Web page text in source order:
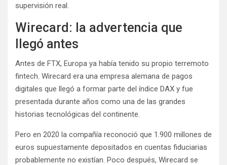
supervisión real.
Wirecard: la advertencia que
llegó antes
Antes de FTX, Europa ya había tenido su propio terremoto
fintech. Wirecard era una empresa alemana de pagos
digitales que llegó a formar parte del índice DAX y fue
presentada durante años como una de las grandes
historias tecnológicas del continente.
Pero en 2020 la compañía reconoció que 1.900 millones de
euros supuestamente depositados en cuentas fiduciarias
probablemente no existían. Poco después, Wirecard se